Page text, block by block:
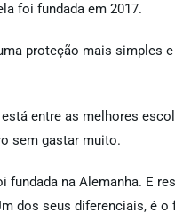
foi fundada em 2017.
proteção mais simples
entre as melhores
sem gastar muito.
fundada na Alemanha. E
dos seus diferenciais, é o